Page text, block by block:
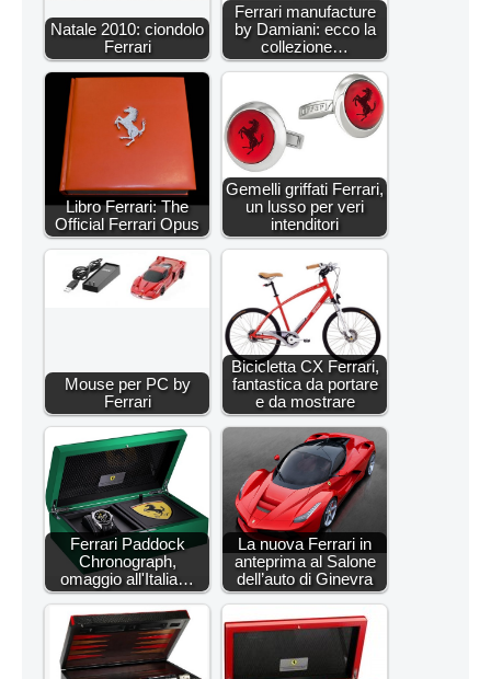
Natale 2010: ciondolo
Ferrari
Ferrari manufacture
by Damiani: ecco la
collezione…
Libro Ferrari: The
Official Ferrari Opus
Gemelli griffati Ferrari,
un lusso per veri
intenditori
Mouse per PC by
Ferrari
Bicicletta CX Ferrari,
fantastica da portare
e da mostrare
Ferrari Paddock
Chronograph,
omaggio all'Italia…
La nuova Ferrari in
anteprima al Salone
dell’auto di Ginevra